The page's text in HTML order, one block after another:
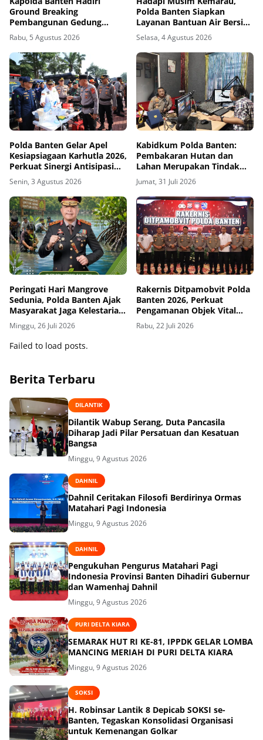
Ground Breaking
Pembangunan Gedung
Kantor DPD RI di Ibu Kota
Provinsi Banten
Rabu, 5 Agustus 2026
Polda Banten Siapkan
Layanan Bantuan Air Bersih
Melalui 110
Selasa, 4 Agustus 2026
Polda Banten Gelar Apel
Kesiapsiagaan Karhutla 2026,
Perkuat Sinergi Antisipasi
Bencana
Senin, 3 Agustus 2026
Kabidkum Polda Banten:
Pembakaran Hutan dan
Lahan Merupakan Tindak
Pidana, Pelaku Akan
Ditindak Tegas
Jumat, 31 Juli 2026
Peringati Hari Mangrove
Sedunia, Polda Banten Ajak
Masyarakat Jaga Kelestarian
Pesisir
Minggu, 26 Juli 2026
Rakernis Ditpamobvit Polda
Banten 2026, Perkuat
Pengamanan Objek Vital
Guna Mendukung Asta Cita
Rabu, 22 Juli 2026
Failed to load posts.
Berita Terbaru
DILANTIK
Dilantik Wabup Serang, Duta Pancasila
Diharap Jadi Pilar Persatuan dan Kesatuan
Bangsa
Minggu, 9 Agustus 2026
DAHNIL
Dahnil Ceritakan Filosofi Berdirinya Ormas
Matahari Pagi Indonesia
Minggu, 9 Agustus 2026
DAHNIL
Pengukuhan Pengurus Matahari Pagi
Indonesia Provinsi Banten Dihadiri Gubernur
dan Wamenhaj Dahnil
Minggu, 9 Agustus 2026
PURI DELTA KIARA
SEMARAK HUT RI KE-81, IPPDK GELAR LOMBA
MANCING MERIAH DI PURI DELTA KIARA
Minggu, 9 Agustus 2026
SOKSI
H. Robinsar Lantik 8 Depicab SOKSI se-
Banten, Tegaskan Konsolidasi Organisasi
untuk Kemenangan Golkar